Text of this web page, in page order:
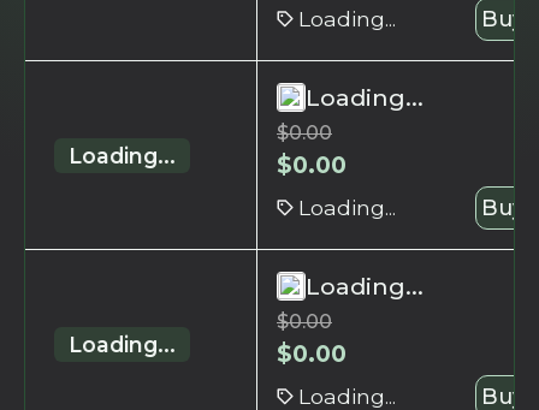
Loading... Buy
Loading...
Loading...
$0.00
$0.00
Loading... Buy
Loading...
Loading...
$0.00
$0.00
Loading... Buy